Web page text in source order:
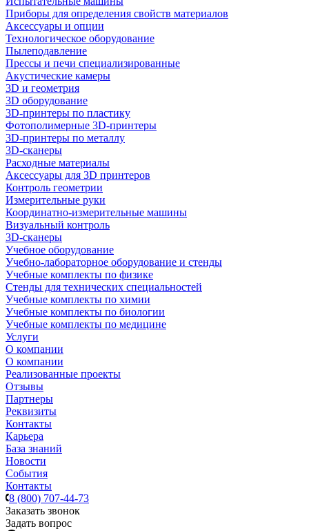
Приборы для определения свойств материалов
Аксессуары и опции
Технологическое оборудование
Пылеподавление
Прессы и печи специализированные
Акустические камеры
3D и геометрия
3D оборудование
3D-принтеры по пластику
Фотополимерные 3D-принтеры
3D-принтеры по металлу
3D-сканеры
Расходные материалы
Аксессуары для 3D принтеров
Контроль геометрии
Измерительные руки
Координатно-измерительные машины
Визуальный контроль
3D-сканеры
Учебное оборудование
Учебно-лабораторное оборудование и стенды
Учебные комплекты по физике
Стенды для технических специальностей
Учебные комплекты по химии
Учебные комплекты по биологии
Учебные комплекты по медицине
Услуги
О компании
О компании
Реализованные проекты
Отзывы
Партнеры
Реквизиты
Контакты
Карьера
База знаний
Новости
События
Контакты
8 (800) 707-44-73
Заказать звонок
Задать вопрос